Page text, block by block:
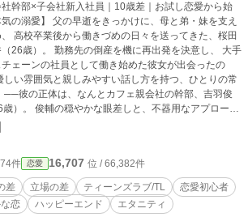
社幹部×子会社新入社員｜10歳差｜お試し恋愛から始
逝をきっかけに、母と弟・妹を支え
高校卒業後から働きづめの日々を送ってきた、桜田
（26歳）。 勤務先の倒産を機に再出発を決意し、 大手
チェーンの社員として働き始めた彼女が出会ったの
しい雰囲気と親しみやすい話し方を持つ、ひとりの常
──彼の正体は、なんとカフェ親会社の幹部、吉羽俊
差しと、不器用なアプローチ
愛に疎い亜矢香の心は少しずつ変わり、彼に惹かれて
重圧を知って…… 年齢差や立場の違いに戸惑い
、信頼を育みながら惹かれ合い、 「誰かのため」では
分の幸せ」を決めていく二人の、 現代の身分差＆歳
リーです。 ★お気に入り登録やご感想投稿を
だけましたら、作者が飛び跳ねて喜びます！★
件 恋愛 16,707 位 / 66,382件
差 立場の差 ティーンズラブ/TL
恋愛初心者
恋 ハッピーエンド エタニティ